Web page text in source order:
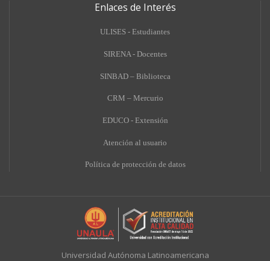
Enlaces de Interés
ULISES - Estudiantes
SIRENA - Docentes
SINBAD – Biblioteca
CRM – Mercurio
EDUCO - Extensión
Atención al usuario
Política de protección de datos
Universidad Autónoma Latinoamericana